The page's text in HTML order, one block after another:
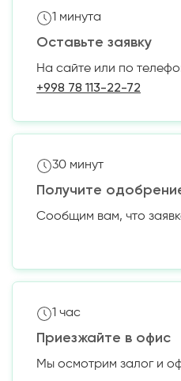
1 минута
Оставьте заявку
На сайте или по
+998 78 113-22-72
30 минут
Получите
Сообщим вам, что
1 час
Приезжайте в офис
Мы осмотрим залог и